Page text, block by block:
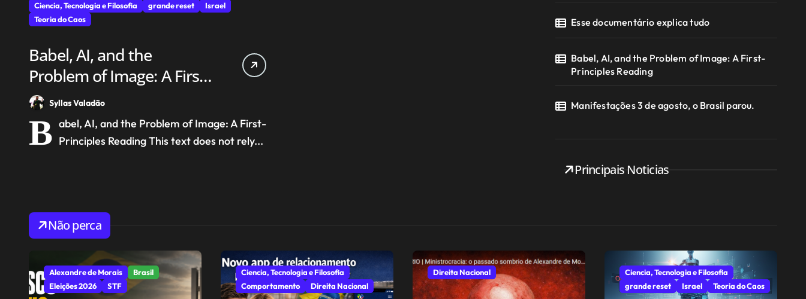
Ciencia, Tecnologia e Filosofia grande reset
Israel
Teoria do Caos
Babel, AI, and the
Problem of Image: A First-
Principles Reading
Syllas Valadão
B abel, AI, and the Problem of Image: A First-
Principles Reading This text does not rely...
Esse documentário explica tudo
Babel, AI, and the Problem of Image: A First-
Principles Reading
Manifestações 3 de agosto, o Brasil parou.
Principais Noticias
Não perca
Alexandre de Morais
Brasil
Eleições 2026
STF
Ciencia, Tecnologia e Filosofia
Comportamento
Direita Nacional
Direita Nacional
Ciencia, Tecnologia e Filosofia
grande reset
Israel Teoria do Caos